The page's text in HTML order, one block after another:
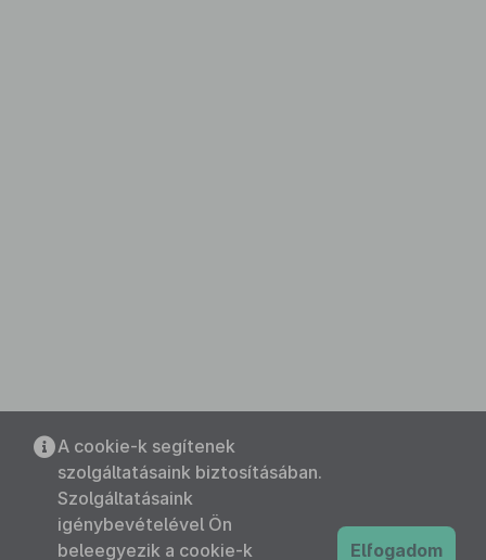
A cookie-k segítenek
szolgáltatásaink biztosításában.
Szolgáltatásaink
igénybevételével Ön
beleegyezik a cookie-k
Elfogadom